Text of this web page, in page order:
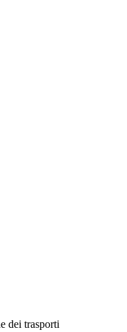
dei trasporti